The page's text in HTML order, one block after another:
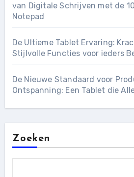
van Digitale Schrijven met de
Notepad
De Ultieme Tablet Ervaring:
Stijlvolle Functies voor ieders
De Nieuwe Standaard voor
Ontspanning: Een Tablet die
Zoeken